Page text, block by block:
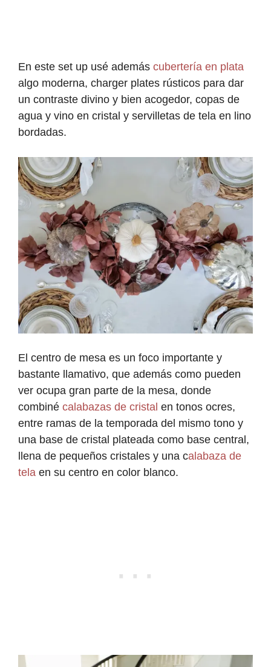
En este set up usé además cubertería en plata
algo moderna, charger plates rústicos para dar
un contraste divino y bien acogedor, copas de
agua y vino en cristal y servilletas de tela en lino
bordadas.
El centro de mesa es un foco importante y
bastante llamativo, que además como pueden
ver ocupa gran parte de la mesa, donde
combiné calabazas de cristal en tonos ocres,
entre ramas de la temporada del mismo tono y
una base de cristal plateada como base central,
llena de pequeños cristales y una calabaza de
tela en su centro en color blanco.